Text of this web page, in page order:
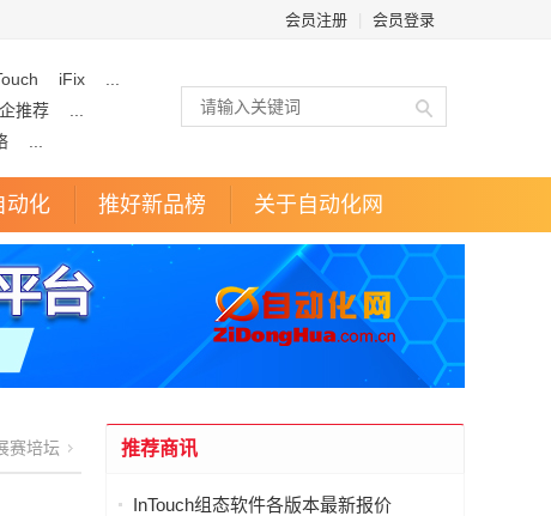
会员注册 会员登录
iFix
推荐
动化 推好新品榜 关于自动化网
赛培坛 推荐商讯
InTouch组态软件各版本最新报价